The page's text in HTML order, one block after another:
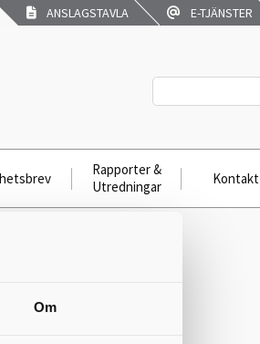
Om
ANSLAGSTAVLA E-TJÄNSTER
Rapporter &
Utredningar
Kontakt